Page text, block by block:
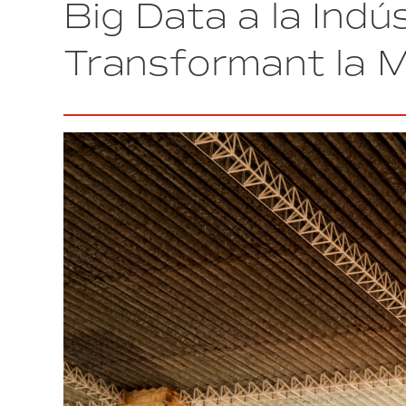
Big Data a la
Transformant la
en
l’Automatització